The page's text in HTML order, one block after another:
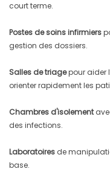
court terme.
Postes de soins infirmiers
gestion des dossiers.
Salles de triagepour aider
orienter rapidement les
Chambres d'isolement
des infections.
Laboratoires de
base.